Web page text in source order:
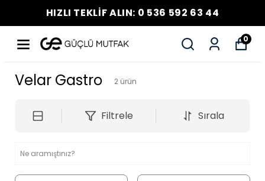
HIZLI TEKLİF ALIN: 0 536 592 63 44
0
Velar Gastro 2 ürün
Filtrele Sırala